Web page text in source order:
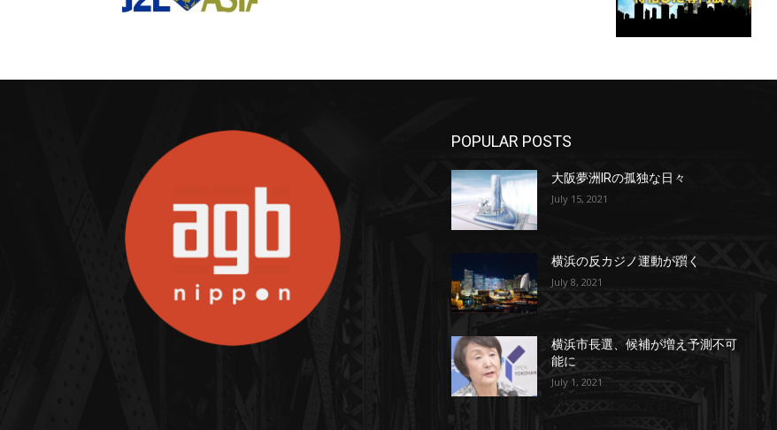
POPULAR POSTS
大阪夢洲IRの孤独な日々
July 15, 2021
横浜の反カジノ運動が躓く
July 8, 2021
横浜市長選、候補が増え予測不可
能に
July 1, 2021